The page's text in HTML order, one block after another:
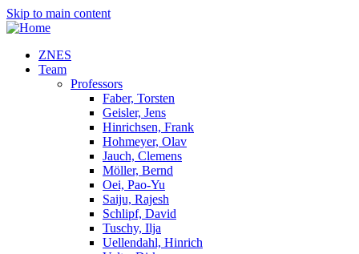
Skip to main content
ZNES
Team
Professors
Faber, Torsten
Geisler, Jens
Hinrichsen, Frank
Hohmeyer, Olav
Jauch, Clemens
Möller, Bernd
Oei, Pao-Yu
Saiju, Rajesh
Schlipf, David
Tuschy, Ilja
Uellendahl, Hinrich